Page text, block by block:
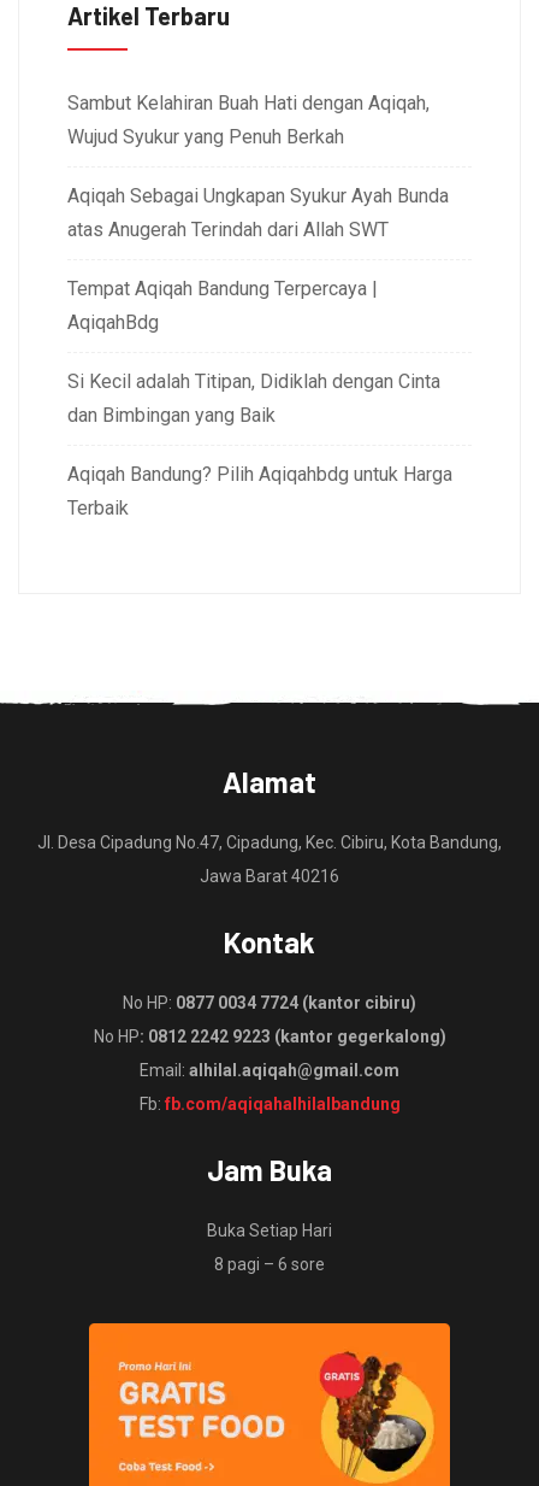
Artikel Terbaru
Sambut Kelahiran Buah Hati dengan Aqiqah,
Wujud Syukur yang Penuh Berkah
Aqiqah Sebagai Ungkapan Syukur Ayah Bunda
atas Anugerah Terindah dari Allah SWT
Tempat Aqiqah Bandung Terpercaya |
AqiqahBdg
Si Kecil adalah Titipan, Didiklah dengan Cinta
dan Bimbingan yang Baik
Aqiqah Bandung? Pilih Aqiqahbdg untuk Harga
Terbaik
Alamat
Jl. Desa Cipadung No.47, Cipadung, Kec. Cibiru, Kota Bandung,
Jawa Barat 40216
Kontak
No HP: 0877 0034 7724 (kantor cibiru)
No HP: 0812 2242 9223 (kantor gegerkalong)
Email: alhilal.aqiqah@gmail.com
Fb: fb.com/aqiqahalhilalbandung
Jam Buka
Buka Setiap Hari
8 pagi – 6 sore